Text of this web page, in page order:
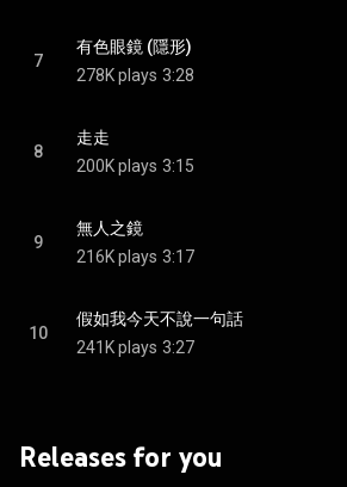
7
有色眼鏡 (隱形)
278K plays 3:28
8
走走
200K plays 3:15
9
無人之鏡
216K plays 3:17
10
假如我今天不說一句話
241K plays 3:27
Releases for you